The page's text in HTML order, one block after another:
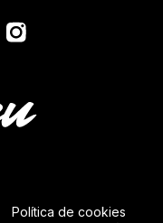
Política de cookies